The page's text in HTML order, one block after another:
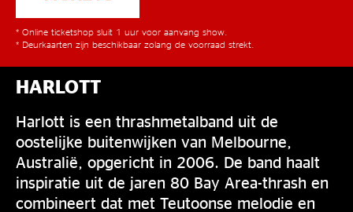
* Online ticketshop sluit 1 uur voor aanvang show.
* Deurkaarten zijn beschikbaar zolang de voorraad strekt.
HARLOTT
Harlott is een thrashmetalband uit de
oostelijke buitenwijken van Melbourne,
Australië, opgericht in 2006. De band haalt
inspiratie uit de jaren 80 Bay Area-thrash en
combineert dat met Teutoonse melodie en